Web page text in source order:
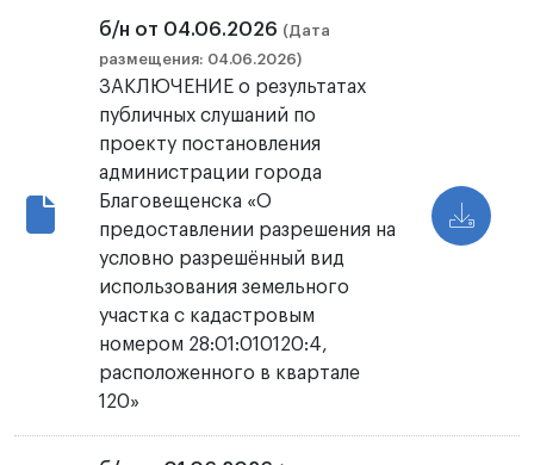
б/н от 04.06.2026 (Дата
размещения: 04.06.2026)
ЗАКЛЮЧЕНИЕ о результатах
публичных слушаний по
проекту постановления
администрации города
Благовещенска «О
предоставлении разрешения на
условно разрешённый вид
использования земельного
участка с кадастровым
номером 28:01:010120:4,
расположенного в квартале
120»